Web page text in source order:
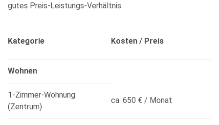
gutes Preis-Leistungs-Verhältnis.
Kategorie Kosten / Preis
Wohnen
1-Zimmer-Wohnung
(Zentrum)
ca. 650 € / Monat